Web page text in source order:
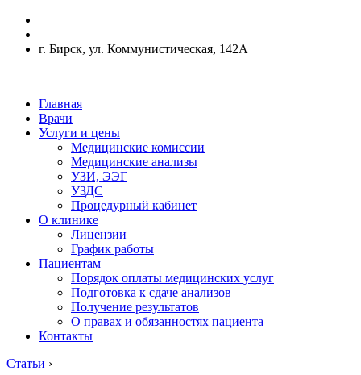
г. Бирск, ул. Коммунистическая, 142А
Главная
Врачи
Услуги и цены
Медицинские комиссии
Медицинские анализы
УЗИ, ЭЭГ
УЗДС
Процедурный кабинет
О клинике
Лицензии
График работы
Пациентам
Порядок оплаты медицинских услуг
Подготовка к сдаче анализов
Получение результатов
О правах и обязанностях пациента
Контакты
Статьи ›